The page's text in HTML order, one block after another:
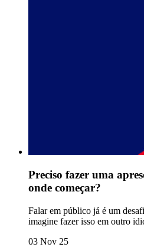
Preciso fazer uma
onde começar?
Falar em público já é um
imagine fazer isso em outro
03 Nov 25